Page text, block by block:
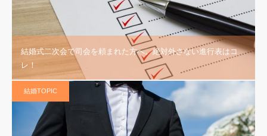
結婚式二次会で司会を頼まれた方へ。絶対外さない進行表はコ
レ！
結婚TOPIC